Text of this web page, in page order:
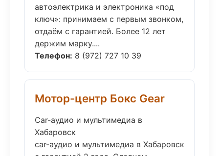
автоэлектрика и электроника «под
ключ»: принимаем с первым звонком,
отдаём с гарантией. Более 12 лет
держим марку....
Телефон: 8 (972) 727 10 39
Мотор-центр Бокс Gear
Car-аудио и мультимедиа в
Хабаровск
car-аудио и мультимедиа в Хабаровск